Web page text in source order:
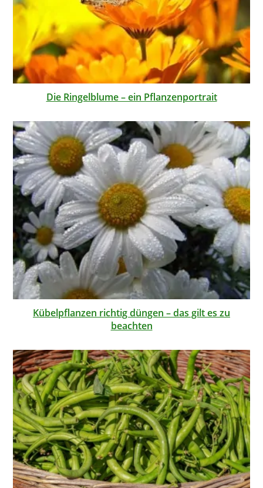
Die Ringelblume – ein Pflanzenportrait
Kübelpflanzen richtig düngen – das gilt es zu
beachten